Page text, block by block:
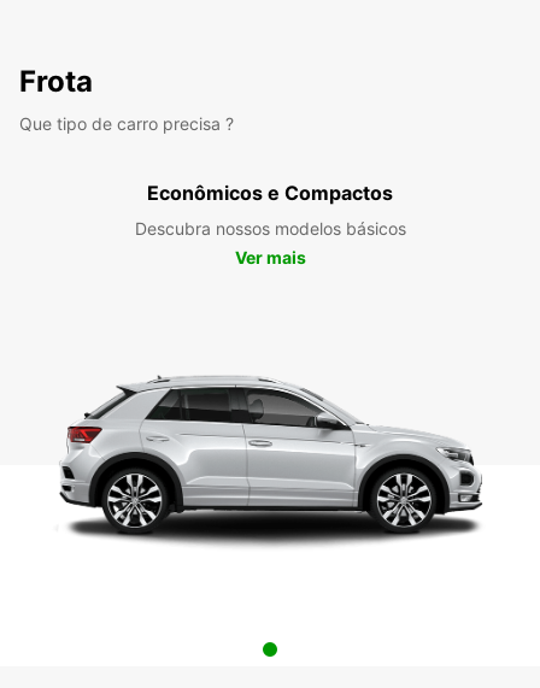
Frota
Que tipo de carro precisa ?
Econômicos e Compactos
Descubra nossos modelos básicos
Ver mais